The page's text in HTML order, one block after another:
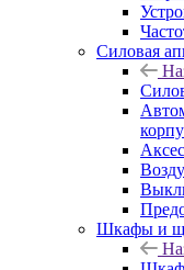
Силовая
Шкафы и